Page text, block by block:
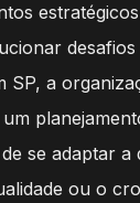
SP, a
se adaptar a
ou o